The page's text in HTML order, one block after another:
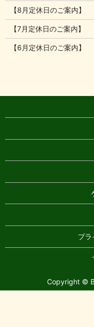
【8月定休日のご案内】
【7月定休日のご案内】
【6月定休日のご案内】
プラ
Copyright ©